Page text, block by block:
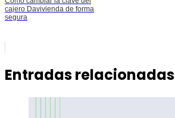
cajero Davivienda de forma
segura
Entradas relacionadas